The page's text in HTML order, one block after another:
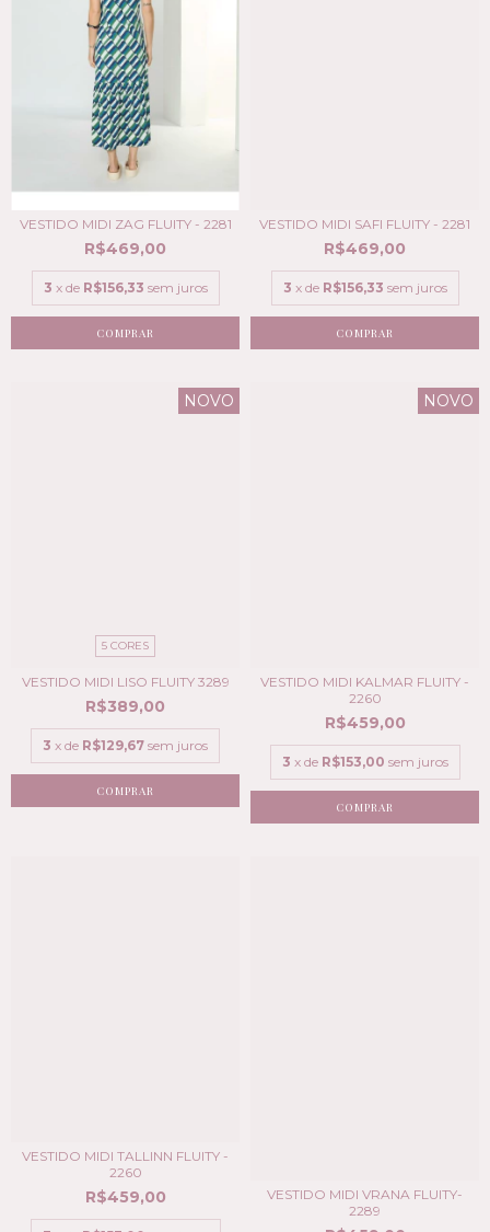
VESTIDO MIDI ZAG FLUITY - 2281
R$469,00
3 x de R$156,33 sem juros
COMPRAR
VESTIDO MIDI SAFI FLUITY - 2281
R$469,00
3 x de R$156,33 sem juros
COMPRAR
NOVO
5 CORES
VESTIDO MIDI LISO FLUITY 3289
R$389,00
3 x de R$129,67 sem juros
COMPRAR
NOVO
VESTIDO MIDI KALMAR FLUITY -
2260
R$459,00
3 x de R$153,00 sem juros
COMPRAR
VESTIDO MIDI TALLINN FLUITY -
2260
R$459,00
VESTIDO MIDI VRANA FLUITY-
2289